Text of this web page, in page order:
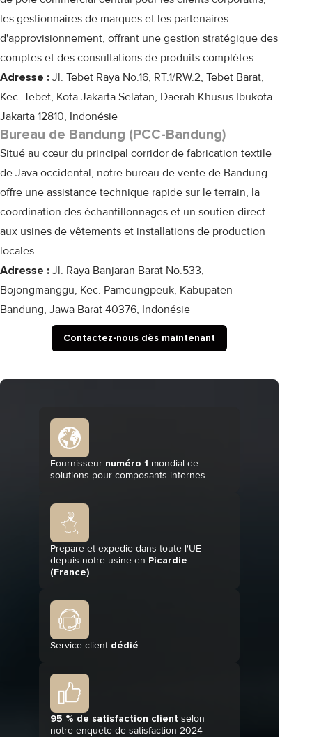
les gestionnaires de marques et les partenaires
d'approvisionnement, offrant une gestion stratégique des
comptes et des consultations de produits complètes.
Adresse : Jl. Tebet Raya No.16, RT.1/RW.2, Tebet Barat,
Kec. Tebet, Kota Jakarta Selatan, Daerah Khusus Ibukota
Jakarta 12810, Indonésie
Bureau de Bandung (PCC-Bandung)
Situé au cœur du principal corridor de fabrication textile
de Java occidental, notre bureau de vente de Bandung
offre une assistance technique rapide sur le terrain, la
coordination des échantillonnages et un soutien direct
aux usines de vêtements et installations de production
locales.
Adresse : Jl. Raya Banjaran Barat No.533,
Bojongmanggu, Kec. Pameungpeuk, Kabupaten
Bandung, Jawa Barat 40376, Indonésie
Contactez-nous dès maintenant
Fournisseur numéro 1 mondial de
solutions pour composants internes.
Préparé et expédié dans toute l'UE
depuis notre usine en Picardie
(France)
Service client dédié
95 % de satisfaction client selon
notre enquête de satisfaction 2024